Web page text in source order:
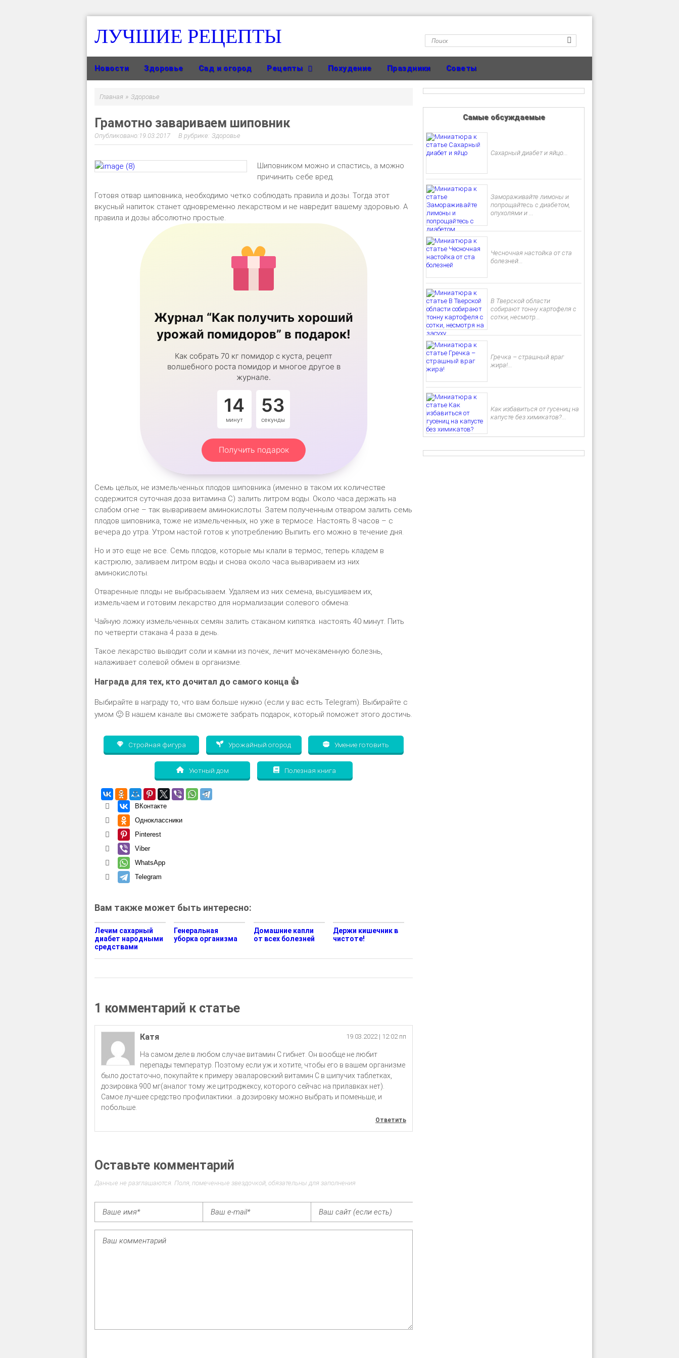
ЛУЧШИЕ РЕЦЕПТЫ
Новости Здоровье Сад и огород Рецепты Похудение Праздники Советы
Главная » Здоровье
Грамотно завариваем шиповник
19.03.2017 Здоровье
Шиповником можно и спастись, а можно
причинить себе вред.
Готовя отвар шиповника, необходимо четко соблюдать правила и дозы. Тогда этот
вкусный напиток станет одновременно лекарством и не навредит вашему здоровью. А
правила и дозы абсолютно простые.
Журнал “Как получить хороший
урожай помидоров” в подарок!
Как собрать 70 кг помидор с куста, рецепт
волшебного роста помидор и многое другое в
журнале.
14
минут
52
секунды
Получить подарок
Семь целых, не измельченных плодов шиповника (именно в таком их количестве
содержится суточная доза витамина С) залить литром воды. Около часа держать на
слабом огне – так вывариваем аминокислоты. Затем полученным отваром залить семь
плодов шиповника, тоже не измельченных, но уже в термосе. Настоять 8 часов – с
вечера до утра. Утром настой готов к употреблению Выпить его можно в течение дня.
Но и это еще не все. Семь плодов, которые мы клали в термос, теперь кладем в
кастрюлю, заливаем литром воды и снова около часа вывариваем из них
аминокислоты.
Отваренные плоды не выбрасываем. Удаляем из них семена, высушиваем их,
измельчаем и готовим лекарство для нормализации солевого обмена:
Чайную ложку измельченных семян залить стаканом кипятка. настоять 40 минут. Пить
по четверти стакана 4 раза в день.
Такое лекарство выводит соли и камни из почек, лечит мочекаменную болезнь,
налаживает солевой обмен в организме.
Награда для тех, кто дочитал до самого конца 👍
Выбирайте в награду то, что вам больше нужно (если у вас есть Telegram). Выбирайте с
умом 🙂 В нашем канале вы сможете забрать подарок, который поможет этого достичь.
Стройная фигура Урожайный огород Умение готовить
Уютный дом Полезная книга
ВКонтакте
Одноклассники
Pinterest
Viber
WhatsApp
Telegram
Вам также может быть интересно:
Лечим сахарный
диабет народными
средствами
Генеральная
уборка организма
Домашние капли
от всех болезней
Держи кишечник в
чистоте!
1 комментарий к статье
Катя 19.03.2022 | 12:02 пп
На самом деле в любом случае витамин C гибнет. Он вообще не любит
перепады температур. Поэтому если уж и хотите, чтобы его в вашем организме
было достаточно, покупайте к примеру эваларовский витамин С в шипучих таблетках,
дозировка 900 мг(аналог тому же цитроджексу, которого сейчас на прилавках нет).
Самое лучшее средство профилактики…а дозировку можно выбрать и поменьше, и
побольше.
Ответить
Оставьте комментарий
Данные не разглашаются. Поля, помеченные звездочкой, обязательны для заполнения
Самые обсуждаемые
Сахарный диабет и яйцо...
Замораживайте лимоны и
попрощайтесь с диабетом,
опухолями и ...
Чесночная настойка от ста
болезней...
В Тверской области
собирают тонну картофеля с
сотки, несмотр...
Гречка – страшный враг
жира!...
Как избавиться от гусениц на
капусте без химикатов?...